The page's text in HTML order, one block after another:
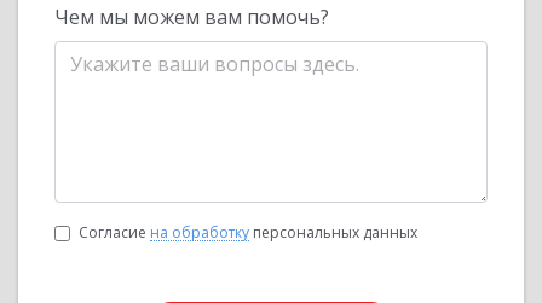
Чем мы можем вам помочь?
Согласие на обработку персональных данных